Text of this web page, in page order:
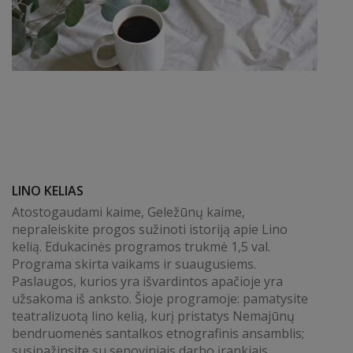
LINO KELIAS
Atostogaudami kaime, Geležūnų kaime,
nepraleiskite progos sužinoti istoriją apie Lino
kelią. Edukacinės programos trukmė 1,5 val.
Programa skirta vaikams ir suaugusiems.
Paslaugos, kurios yra išvardintos apačioje yra
užsakoma iš anksto. Šioje programoje: pamatysite
teatralizuotą lino kelią, kurį pristatys Nemajūnų
bendruomenės santalkos etnografinis ansamblis;